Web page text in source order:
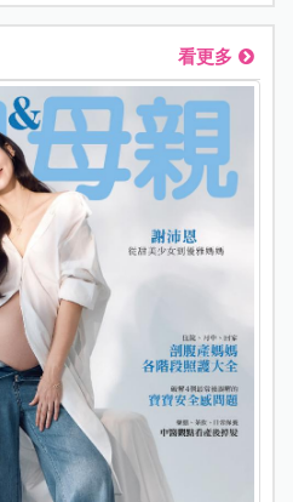
看更多